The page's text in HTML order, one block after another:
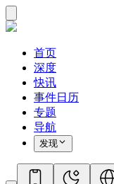
首页
深度
快讯
事件日历
专题
导航
发现